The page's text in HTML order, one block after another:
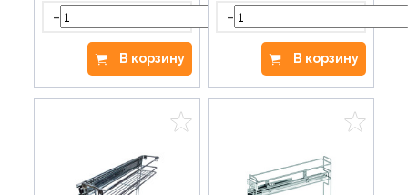
-
В корзину
-
В корзину